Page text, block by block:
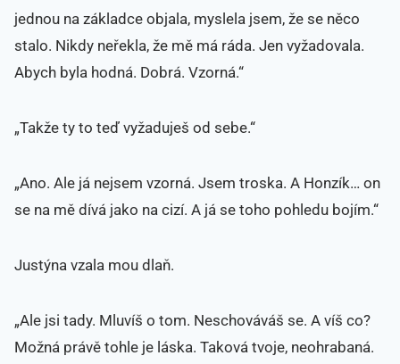
jednou na základce objala, myslela jsem, že se něco
stalo. Nikdy neřekla, že mě má ráda. Jen vyžadovala.
Abych byla hodná. Dobrá. Vzorná.“
„Takže ty to teď vyžaduješ od sebe.“
„Ano. Ale já nejsem vzorná. Jsem troska. A Honzík… on
se na mě dívá jako na cizí. A já se toho pohledu bojím.“
Justýna vzala mou dlaň.
„Ale jsi tady. Mluvíš o tom. Neschováváš se. A víš co?
Možná právě tohle je láska. Taková tvoje, neohrabaná.